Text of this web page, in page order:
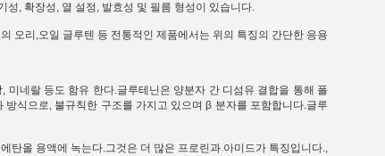
, 확장성, 열 설정, 발효성 및 필름 형성이 있습니다.
오리,오일 글루텐 등 전통적인 제품에서는 위의 특징의 간단한 응용
네랄 등도 함유 한다.글루테닌은 양분자 간 디섬유 결합을 통해 폴
식으로, 불규칙한 구조를 가지고 있으며 β 분자를 포함합니다.글루
탄올 용액에 녹는다.그것은 더 많은 프로린과 아미드가 특징입니다.,